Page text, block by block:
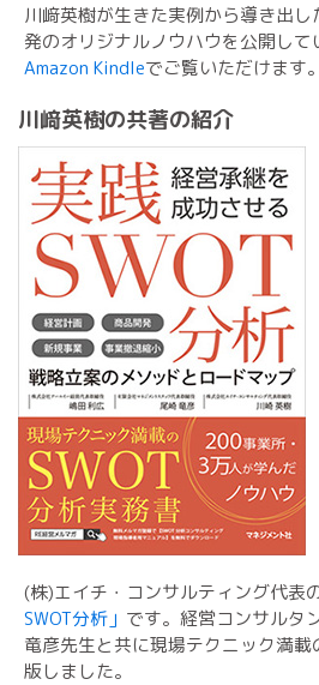
川﨑英樹が生きた実例から導き出
発のオリジナルノウハウを公開して
Amazon Kindleでご覧いただけます。
川﨑英樹の共著の紹介
(株)エイチ・コンサルティング代表
SWOT分析」 です。経営コンサルタ
竜彦先生と共に現場テクニック満載
版しました。